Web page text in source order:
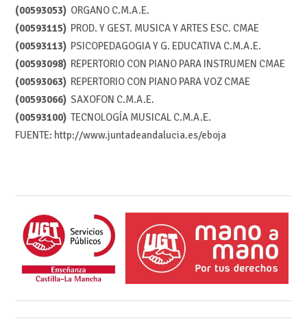
(00593053) ORGANO C.M.A.E.
(00593115) PROD. Y GEST. MUSICA Y ARTES ESC. CMAE
(00593113) PSICOPEDAGOGIA Y G. EDUCATIVA C.M.A.E.
(00593098) REPERTORIO CON PIANO PARA INSTRUMEN CMAE
(00593063) REPERTORIO CON PIANO PARA VOZ CMAE
(00593066) SAXOFON C.M.A.E.
(00593100) TECNOLOGÍA MUSICAL C.M.A.E.
FUENTE: http://www.juntadeandalucia.es/eboja